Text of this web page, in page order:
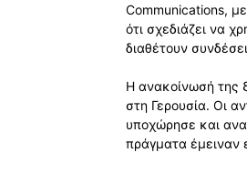
Communications,
ότι σχεδιάζει να
διαθέτουν
Η ανακοίνωσή της
στη Γερουσία. Οι
υποχώρησε και
πράγματα έμειναν